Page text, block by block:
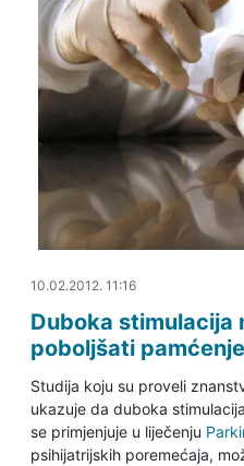
10.02.2012. 11:37
10.02.2012. 11:16
Duboka stimulacija
poboljšati pamćenje
Studija koju su proveli
ukazuje da duboka
se primjenjuje u liječenju
psihijatrijskih poremećaja,